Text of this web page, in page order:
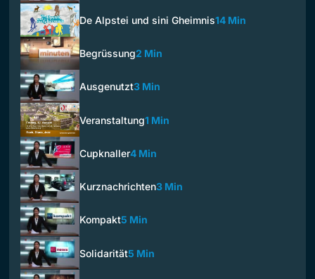
De Alpstei und sini Gheimnis14 Min
Begrüssung2 Min
Ausgenutzt3 Min
Veranstaltung1 Min
Cupknaller4 Min
Kurznachrichten3 Min
Kompakt5 Min
Solidarität5 Min